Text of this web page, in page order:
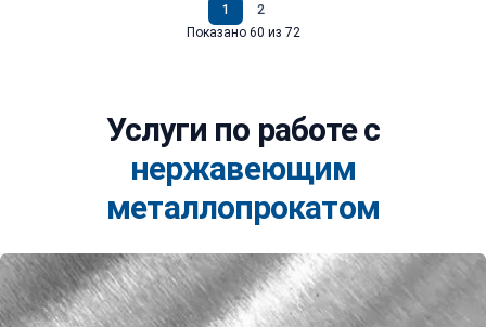
1 2
Показано 60 из 72
Услуги по работе с
нержавеющим
металлопрокатом